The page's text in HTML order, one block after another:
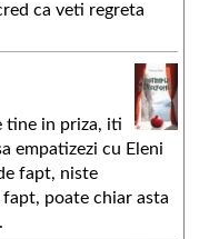
ca veti regreta
tine in priza, iti
empatizezi cu Eleni
fapt, niste
poate chiar asta